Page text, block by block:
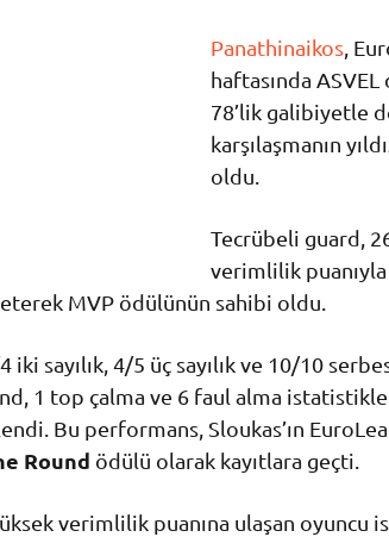
Panathinaikos,
haftasında
78’lik galibiyetle
karşılaşmanın
oldu.
Tecrübeli guard,
verimlilik
MVP ödülünün sahibi oldu.
iki sayılık, 4/5 üç sayılık ve 10/10
1 top çalma ve 6 faul alma
Bu performans, Sloukas’ın
Round ödülü olarak kayıtlara geçti.
verimlilik puanına ulaşan oyuncu